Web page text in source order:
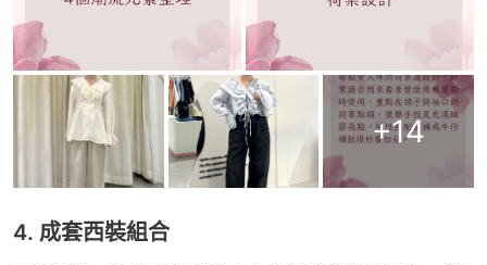
+14
4. 成套西裝組合